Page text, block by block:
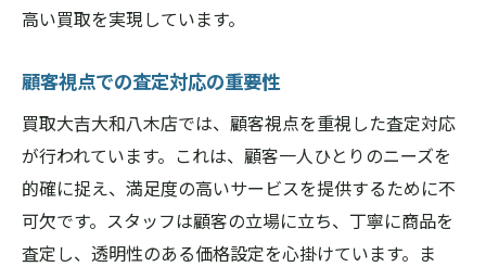
高い買取を実現しています。
顧客視点での査定対応の重要性
買取大吉大和八木店では、顧客視点を重視した査定対応
が行われています。これは、顧客一人ひとりのニーズを
的確に捉え、満足度の高いサービスを提供するために不
可欠です。スタッフは顧客の立場に立ち、丁寧に商品を
査定し、透明性のある価格設定を心掛けています。ま